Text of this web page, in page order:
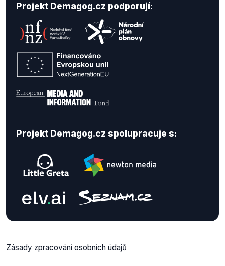
Projekt Demagog.cz podporují:
Projekt Demagog.cz spolupracuje s:
Zásady zpracování osobních údajů